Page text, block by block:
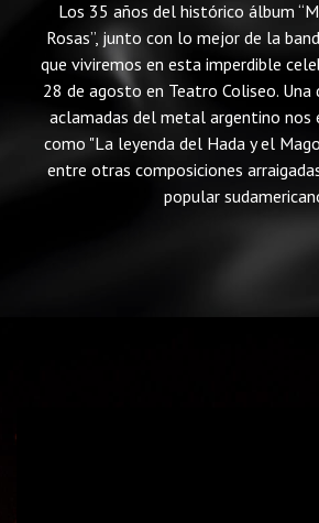
Los 35 años del histórico álbum
Rosas”, junto con lo mejor de la
que viviremos en esta imperdible
28 de agosto en Teatro Coliseo. Una
aclamadas del metal argentino nos
como "La leyenda del Hada y el
entre otras composiciones
popular